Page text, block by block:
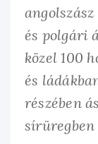
és polgári
közel 100
és
részében
sírüregben